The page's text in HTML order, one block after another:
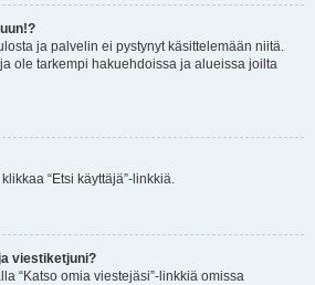
ja palvelin ei pystynyt käsittelemään niitä.
ja ole tarkempi hakuehdoissa ja alueissa joilta
“Etsi käyttäjä”-linkkiä.
viestiketjuni?
“Katso omia viestejäsi”-linkkiä omissa